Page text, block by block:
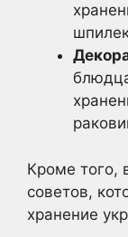
Кроме того,
советов,
хранение